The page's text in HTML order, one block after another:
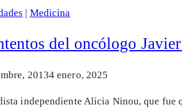
cáncer
boca
«sexual»
para
la
| Medicina
del oncólogo
20134 enero, 2025
independiente Alicia Ninou, que fue